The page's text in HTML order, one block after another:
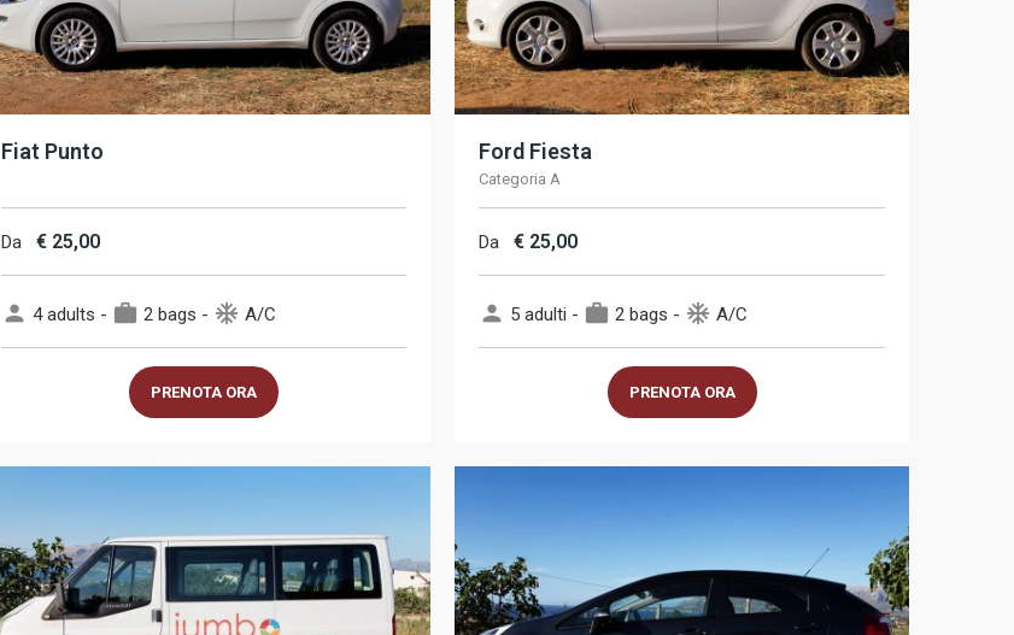
Fiat Punto
Da € 25,00
person 4 adults - work 2 bags - ac_unit A/C
PRENOTA ORA
Ford Fiesta
Categoria A
Da € 25,00
person 5 adulti - work 2 bags - ac_unit A/C
PRENOTA ORA